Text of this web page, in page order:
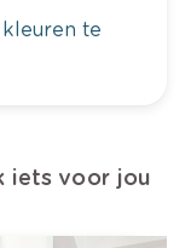
te
iets voor jou